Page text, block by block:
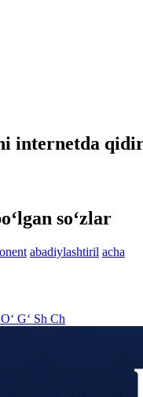
internetda
so‘zlar
abadiylashtiril acha
O‘ G‘ Sh Ch